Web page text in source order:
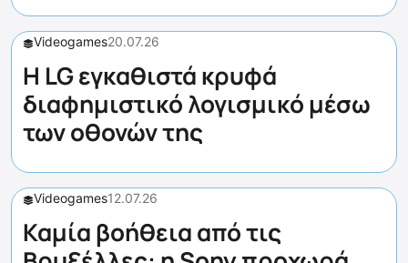
Videogames20.07.26
Η LG εγκαθιστά κρυφά
διαφημιστικό λογισμικό μέσω
των οθονών της
Videogames12.07.26
Καμία βοήθεια από τις